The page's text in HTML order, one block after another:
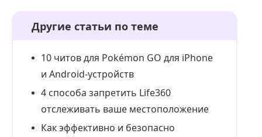
Другие статьи по теме
10 читов для Pokémon GO для iPhone
и Android-устройств
4 способа запретить Life360
отслеживать ваше местоположение
Как эффективно и безопасно